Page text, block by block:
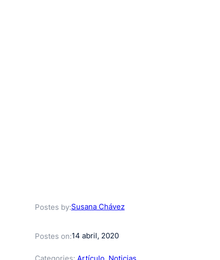
Postes by:Susana Chávez
Postes on:14 abril, 2020
Categories: Artículo, Noticias